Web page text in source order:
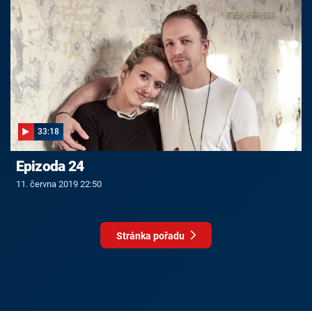
33:18
Epizoda 24
11. června 2019 22:50
Stránka pořadu